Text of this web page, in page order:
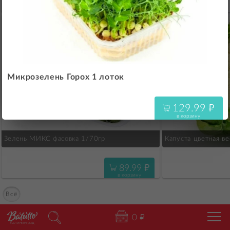
Всё
69.99 "
в корзину
Зелень МИКС фасовка 1/70гр
89.99 "
в корзину
Капуста цветная
Калининград
0 "
Микрозелень Горох 1 лоток
129.99 "
в корзину